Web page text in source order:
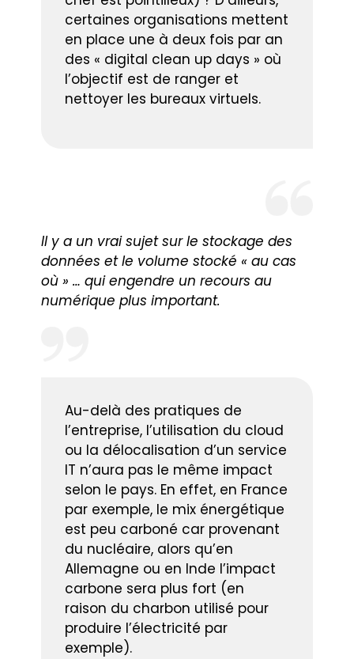
certaines organisations mettent
en place une à deux fois par an
des « digital clean up days » où
l’objectif est de ranger et
nettoyer les bureaux virtuels.
Il y a un vrai sujet sur le stockage des
données et le volume stocké « au cas
où » … qui engendre un recours au
numérique plus important.
Au-delà des pratiques de
l’entreprise, l’utilisation du cloud
ou la délocalisation d’un service
IT n’aura pas le même impact
selon le pays. En effet, en France
par exemple, le mix énergétique
est peu carboné car provenant
du nucléaire, alors qu’en
Allemagne ou en Inde l’impact
carbone sera plus fort (en
raison du charbon utilisé pour
produire l’électricité par
exemple).